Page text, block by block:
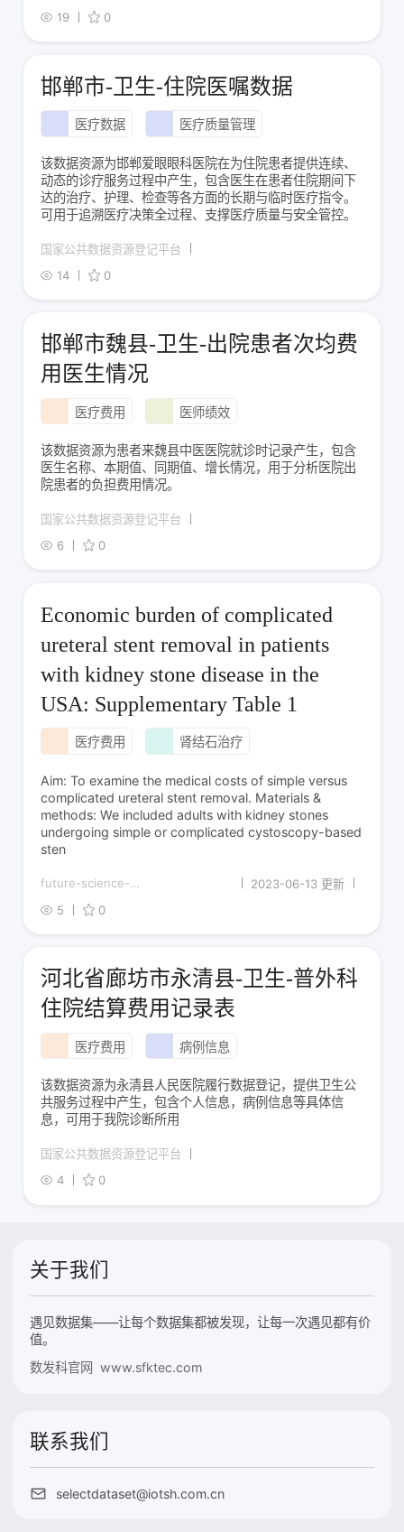
19
0
邯郸市-卫生-住院医嘱数据
医疗数据 医疗质量管理
该数据资源为邯郸爱眼眼科医院在为住院患者提供连续、
动态的诊疗服务过程中产生，包含医生在患者住院期间下
达的治疗、护理、检查等各方面的长期与临时医疗指令。
可用于追溯医疗决策全过程、支撑医疗质量与安全管控。
国家公共数据资源登记平台
14
0
邯郸市魏县-卫生-出院患者次均费
用医生情况
医疗费用 医师绩效
该数据资源为患者来魏县中医医院就诊时记录产生，包含
医生名称、本期值、同期值、增长情况，用于分析医院出
院患者的负担费用情况。
国家公共数据资源登记平台
6
0
Economic burden of complicated
ureteral stent removal in patients
with kidney stone disease in the
USA: Supplementary Table 1
医疗费用 肾结石治疗
Aim: To examine the medical costs of simple versus
complicated ureteral stent removal. Materials &
methods: We included adults with kidney stones
undergoing simple or complicated cystoscopy-based
sten
future-science-
2023-06-13 更新
5
0
河北省廊坊市永清县-卫生-普外科
住院结算费用记录表
医疗费用 病例信息
该数据资源为永清县人民医院履行数据登记，提供卫生公
共服务过程中产生，包含个人信息，病例信息等具体信
息，可用于我院诊断所用
国家公共数据资源登记平台
4
0
关于我们
遇见数据集——让每个数据集都被发现，让每一次遇见都有价
值。
数发科官网 www.sfktec.com
联系我们
selectdataset@iotsh.com.cn